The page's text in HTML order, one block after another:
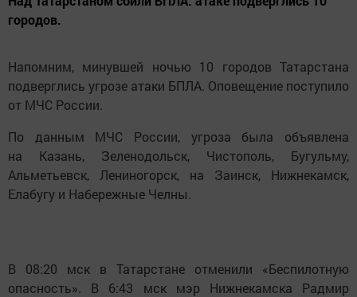
городов.
Напомним, минувшей ночью 10 городов Татарстана
подверглись угрозе атаки БПЛА. Оповещение поступило
от МЧС России.
По данным МЧС России, угроза была объявлена
на Казань, Зеленодольск, Чистополь, Бугульму,
Альметьевск, Лениногорск, на Заинск, Нижнекамск,
Елабугу и Набережные Челны.
В 08:20 мск в Татарстане отменили «Беспилотную
опасность». В 6:43 мск мэр Нижнекамска Радмир